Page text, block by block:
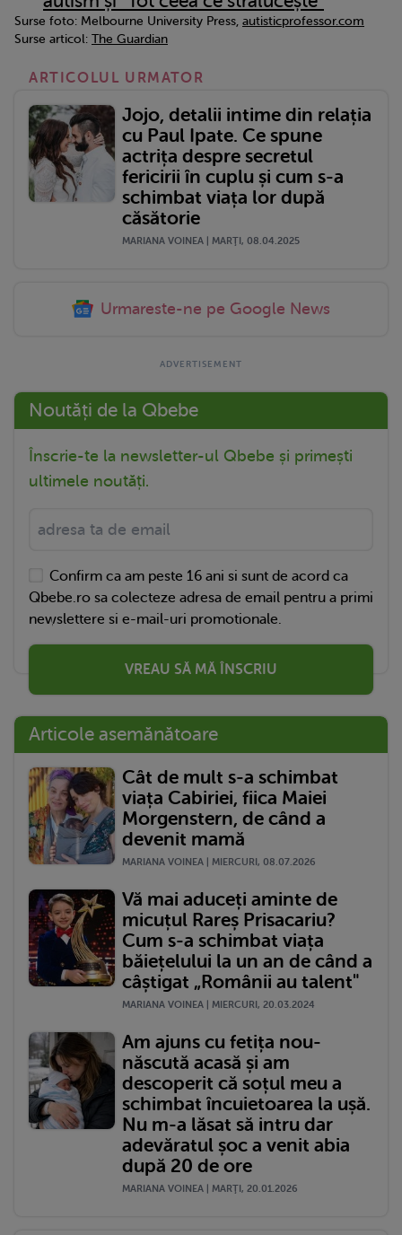
Surse foto: Melbourne University Press, autisticprofessor.com
Surse articol: The Guardian
ARTICOLUL URMATOR
Jojo, detalii intime din relația
cu Paul Ipate. Ce spune
actrița despre secretul
fericirii în cuplu și cum s-a
schimbat viața lor după
căsătorie
MARIANA VOINEA | MARŢI, 08.04.2025
Urmareste-ne pe Google News
Noutăți de la Qbebe
Înscrie-te la newsletter-ul Qbebe și primești
ultimele noutăți.
Confirm ca am peste 16 ani si sunt de acord ca
Qbebe.ro sa colecteze adresa de email pentru a primi
newslettere si e-mail-uri promotionale.
VREAU SĂ MĂ ÎNSCRIU
Articole asemănătoare
Cât de mult s-a schimbat
viața Cabiriei, fiica Maiei
Morgenstern, de când a
devenit mamă
MARIANA VOINEA | MIERCURI, 08.07.2026
Vă mai aduceți aminte de
micuțul Rareș Prisacariu?
Cum s-a schimbat viața
băiețelului la un an de când a
câștigat „Românii au talent"
MARIANA VOINEA | MIERCURI, 20.03.2024
Am ajuns cu fetița nou-
născută acasă și am
descoperit că soțul meu a
schimbat încuietoarea la ușă.
Nu m-a lăsat să intru dar
adevăratul șoc a venit abia
după 20 de ore
MARIANA VOINEA | MARŢI, 20.01.2026